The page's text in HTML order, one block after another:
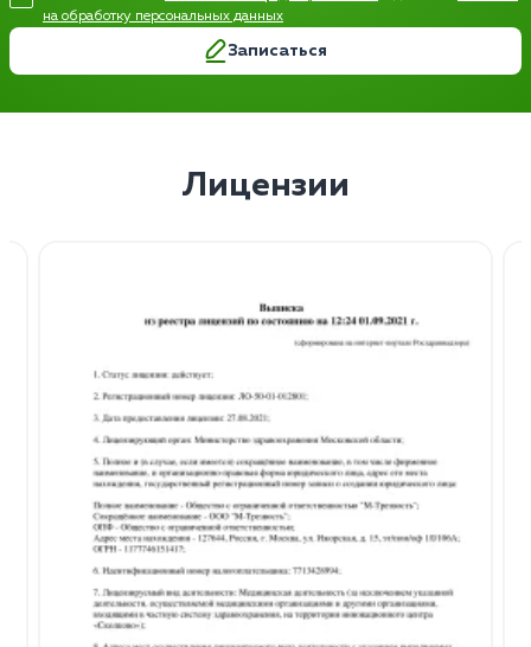
на обработку персональных данных
Записаться
Лицензии